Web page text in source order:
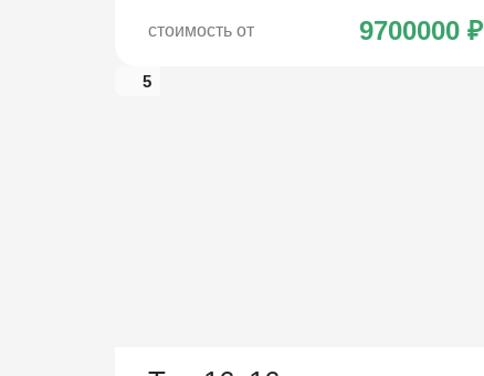
стоимость от 9700000 ₽
5